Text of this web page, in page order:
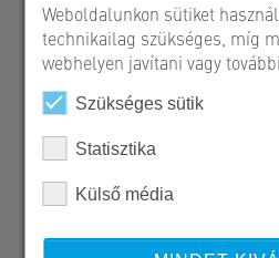
Szerkezetépítés
Referencialap - PDF
SW Umwelttechnik
Weboldalunkon sütiket
technikailag szükséges, míg
webhelyen javítani vagy
Szükséges sütik
Statisztika
Külső média